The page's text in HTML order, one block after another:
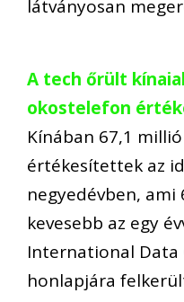
látványosan
A tech őrült
okostelefon
Kínában 67,1
értékesítettek az
negyedévben, ami
kevesebb az egy
International Data
honlapjára